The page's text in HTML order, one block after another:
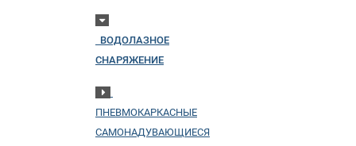
ВОДОЛАЗНОЕ
СНАРЯЖЕНИЕ
ПНЕВМОКАРКАСНЫЕ
САМОНАДУВАЮЩИЕСЯ